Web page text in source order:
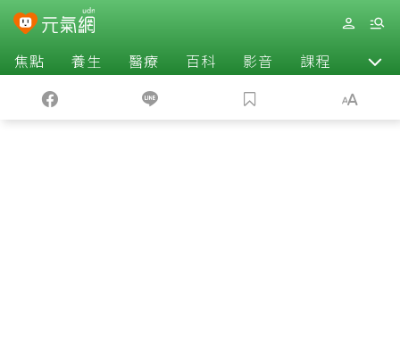
焦點 養生 醫療 百科 影音 課程 退休